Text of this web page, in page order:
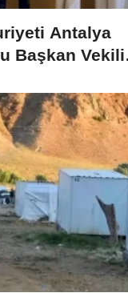
Antalya
Başkan Vekili